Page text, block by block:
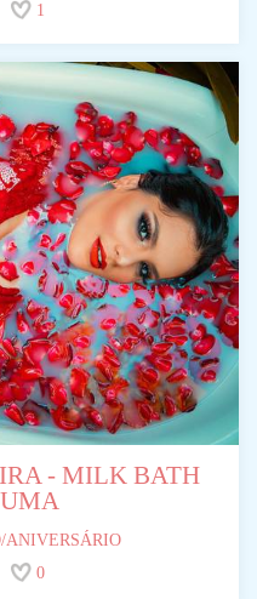
1
- MILK BATH
ANIVERSÁRIO
0